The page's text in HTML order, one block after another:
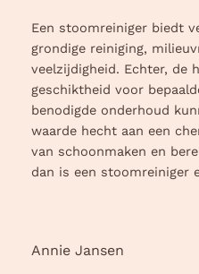
Een stoomreiniger biedt
grondige reiniging,
veelzijdigheid. Echter, de
geschiktheid voor
benodigde onderhoud
waarde hecht aan een
van schoonmaken en
dan is een stoomreiniger
Annie Jansen